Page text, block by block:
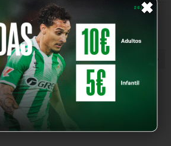
RBB , Real Betis Futsal
NOTICIA SIGUIENTE »
PARTNERS